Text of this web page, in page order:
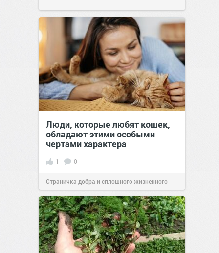
Люди, которые любят кошек,
обладают этими особыми
чертами характера
1 0
Страничка добра и сплошного жизненного
позитива!10:3807 авг 2026